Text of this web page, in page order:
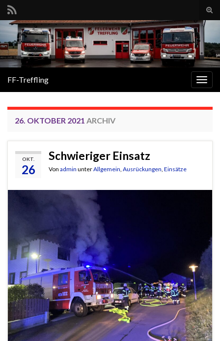
Search for:
FF-Treffling
26. OKTOBER 2021 ARCHIV
OKT.
26
Schwieriger Einsatz
Von admin unterAllgemein Ausrückungen Einsätze